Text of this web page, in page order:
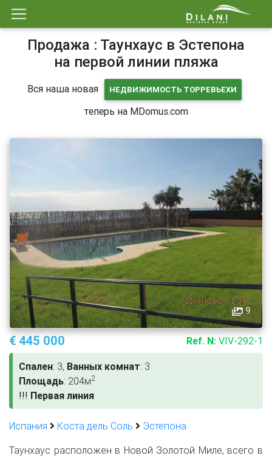
Продажа : Таунхаус в Эстепона
на первой линии пляжа
Вся наша новая НЕДВИЖИМОСТЬ ТОРРЕВЬЕХИ
теперь на MDomus.com
9
€ 445 000 Ref. N: VIV-292-1
Спален: 3, Ванных комнат: 3
Площадь: 204м2
!!! Первая линия
Испания Коста дель Соль
Эстепона
Таунхаус расположен в Новой Золотой Миле, всего в